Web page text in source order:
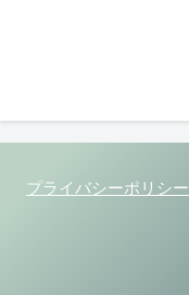
プライバシーポリシー